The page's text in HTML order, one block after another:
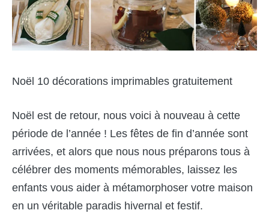
Noël 10 décorations imprimables gratuitement
Noël est de retour, nous voici à nouveau à cette
période de l’année ! Les fêtes de fin d’année sont
arrivées, et alors que nous nous préparons tous à
célébrer des moments mémorables, laissez les
enfants vous aider à métamorphoser votre maison
en un véritable paradis hivernal et festif.